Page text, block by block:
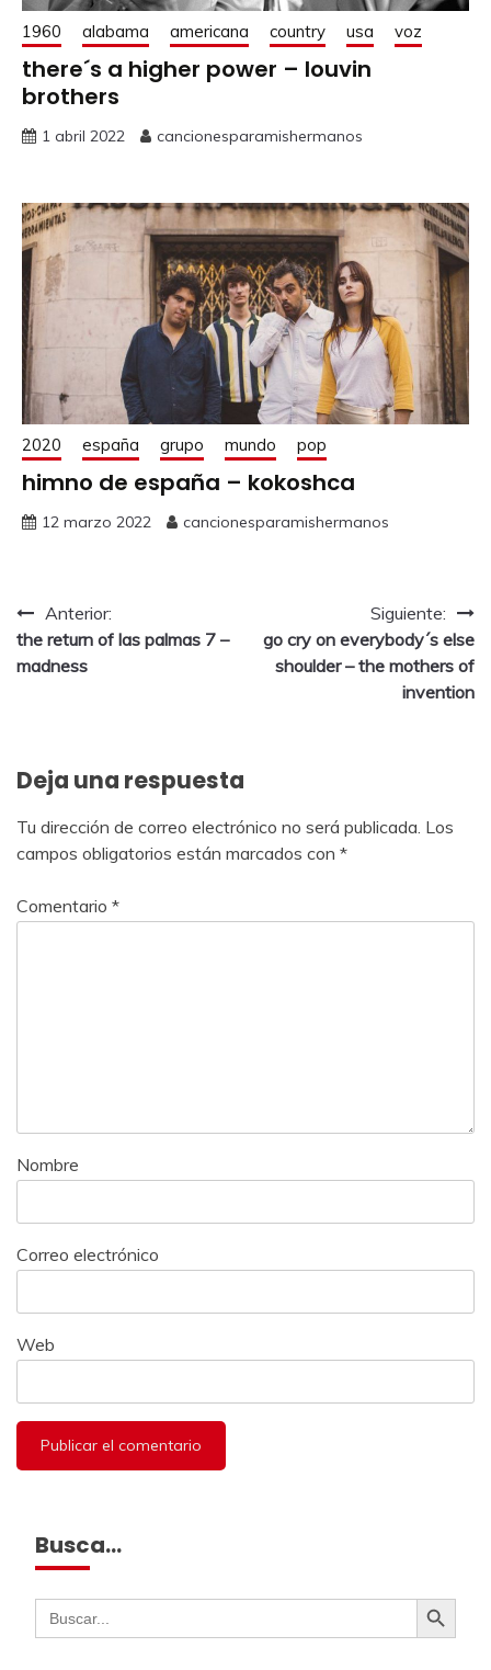
1960 alabama americana country usa voz
there´s a higher power – louvin
brothers
1 abril 2022 cancionesparamishermanos
2020 españa grupo mundo pop
himno de españa – kokoshca
12 marzo 2022 cancionesparamishermanos
Anterior:
the return of las palmas 7 –
madness
Siguiente:
go cry on everybody´s else
shoulder – the mothers of
invention
Deja una respuesta
Tu dirección de correo electrónico no será publicada. Los
campos obligatorios están marcados con *
Comentario *
Nombre
Correo electrónico
Web
Busca…
Buscar: Botón de búsqueda